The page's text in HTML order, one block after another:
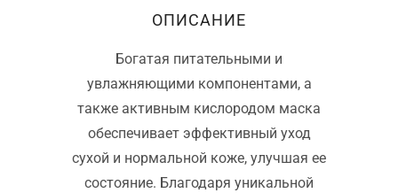
ОПИСАНИЕ
Богатая питательными и
увлажняющими компонентами, а
также активным кислородом маска
обеспечивает эффективный уход
сухой и нормальной коже, улучшая ее
состояние. Благодаря уникальной